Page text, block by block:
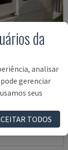
145.000 €
da
analisar
gerenciar
seus
TODOS